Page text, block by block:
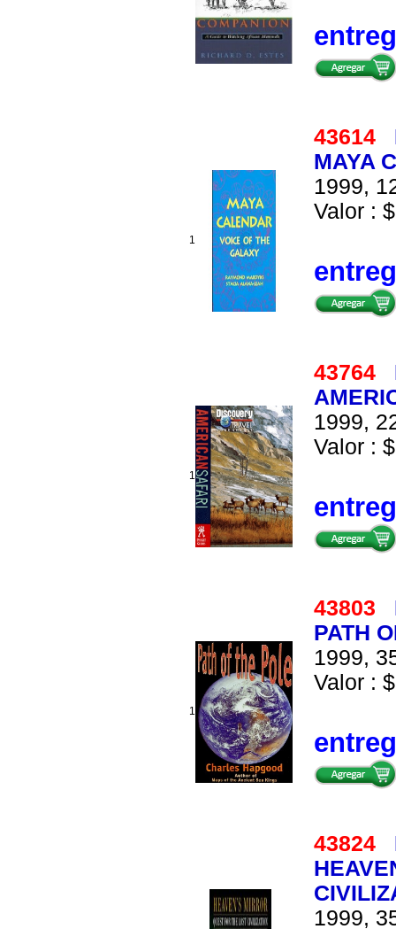
1
43614
MAYA
1999,
Valor :
1
43764
1999,
Valor :
1
43803
PATH
1999,
Valor :
43824
1999,